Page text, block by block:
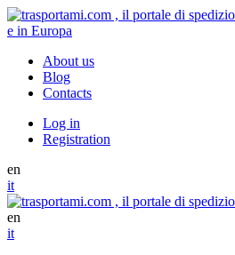
About us
Blog
Contacts
Log in
Registration
en
it
en
it